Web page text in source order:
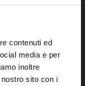
contenuti ed
media e per
inoltre
sito con i